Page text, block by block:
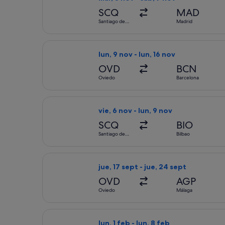
SCQ
Santiago de
MAD
Madrid
lun, 9 nov - lun, 16 nov
OVD
Oviedo
BCN
Barcelona
vie, 6 nov - lun, 9 nov
SCQ
Santiago de
BIO
Bilbao
jue, 17 sept - jue, 24 sept
OVD
Oviedo
AGP
Málaga
lun, 1 feb - lun, 8 feb